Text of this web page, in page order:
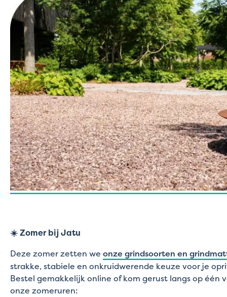
☀️ Zomer bij Jatu
Deze zomer zetten we onze grindsoorten en
strakke, stabiele en onkruidwerende keuze voor je
Bestel gemakkelijk online of kom gerust langs op één
onze zomeruren: